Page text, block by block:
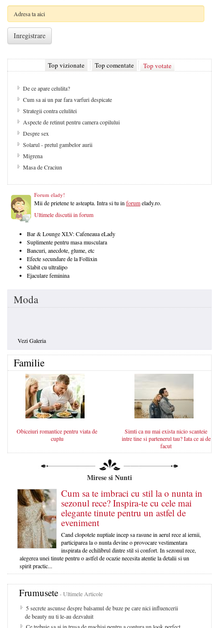
Top vizionate Top comentate Top votate
De ce apare celulita?
Cum sa ai un par fara varfuri despicate
Strategii contra celulitei
Aspecte de retinut pentru camera copilului
Despre sex
Solarul - pretul gambelor aurii
Migrena
Masa de Craciun
Forum elady!
Mii de prietene te asteapta. Intra si tu inforumelady.ro.
Ultimele discutii in forum
Bar & Lounge XLV: Cafeneaua eLady
Suplimente pentru masa musculara
Bancuri, anecdote, glume, etc
Efecte secundare de la Follixin
Slabit cu ultralipo
Ejaculare feminina
Moda
Vezi Galeria
Familie
Obiceiuri romantice pentru viata de
cuplu
Simti ca nu mai exista nicio scanteie
intre tine si partenerul tau? Iata ce ai de
facut
Mirese si Nunti
Cum sa te imbraci cu stil la o nunta in
sezonul rece? Inspira-te cu cele mai
elegante tinute pentru un astfel de
eveniment
Cand clopotele nuptiale incep sa rasune in aerul rece al iernii,
participarea la o nunta devine o provocare vestimentara
inspirata de echilibrul dintre stil si confort. In sezonul rece,
alegerea unei tinute pentru o astfel de ocazie necesita atentie la detalii si un
spirit practic...
Frumusete- Ultimele Articole
5 secrete ascunse despre balsamul de buze pe care nici influencerii
de beauty nu ti le-au dezvaluit